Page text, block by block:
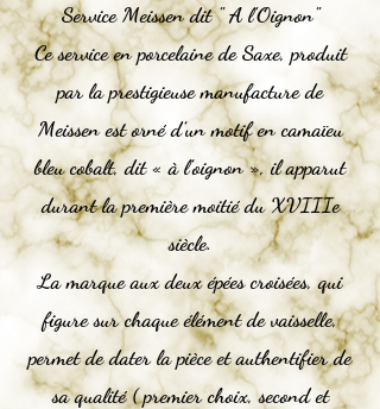
Service Meissen dit " A l'Oignon"
Ce service en porcelaine de Saxe, produit
par la prestigieuse manufacture de
Meissen est orné d’un motif en camaïeu
bleu cobalt, dit « à l’oignon », il apparut
durant la première moitié du XVIIIe
siècle.
La marque aux deux épées croisées, qui
figure sur chaque élément de vaisselle,
permet de dater la pièce etauthentifierde
sa qualité ( premier choix, second et